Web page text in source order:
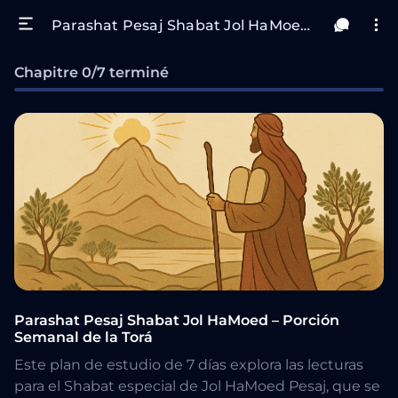
Parashat Pesaj Shabat Jol HaMoed – Porción Semanal de la Torá
Chapitre 0/7 terminé
Parashat Pesaj Shabat Jol HaMoed – Porción
Semanal de la Torá
Este plan de estudio de 7 días explora las lecturas
para el Shabat especial de Jol HaMoed Pesaj, que se